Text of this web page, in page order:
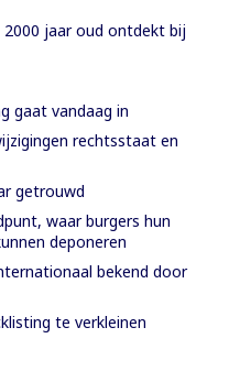
2000 jaar oud ontdekt bij
gaat vandaag in
rechtsstaat en
getrouwd
waar burgers hun
deponeren
bekend door
te verkleinen